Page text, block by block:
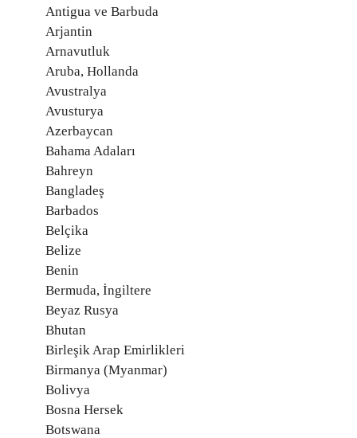
Antigua ve Barbuda
Arjantin
Arnavutluk
Aruba, Hollanda
Avustralya
Avusturya
Azerbaycan
Bahama Adaları
Bahreyn
Bangladeş
Barbados
Belçika
Belize
Benin
Bermuda, İngiltere
Beyaz Rusya
Bhutan
Birleşik Arap Emirlikleri
Birmanya (Myanmar)
Bolivya
Bosna Hersek
Botswana